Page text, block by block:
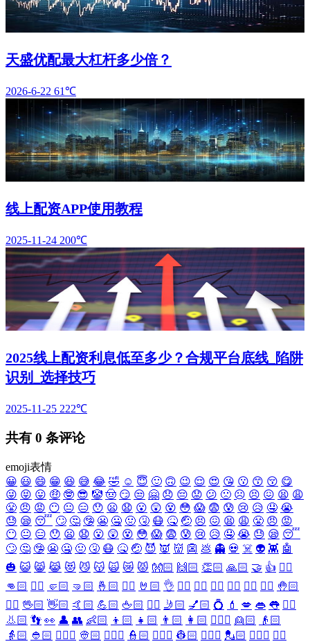
天盛优配最大杠杆多少倍？
2026-6-22 61℃
线上配资APP使用教程
2025-11-24 200℃
2025线上配资利息低至多少？合规平台底线_陷阱
识别_选择技巧
2025-11-25 222℃
共有 0 条评论
emoji表情
😀 😃 😄 😁 😆 😅 😂 🤣 ☺️ 😇 🙂 🙃 😉 😌 😍 😘 😗 😙 😚 😋
😜 😝 😛 🤑 🤓 😎 🤡 🤠 😏 😒 🤗 😞 😔 😟 😕 🙁 ☹️ 😣 😖 😫 😩
😤 😠 😡 😶 😐 😑 😯 😦 😧 😮 😲 😵 😳 😱 😨 😰 😢 😥 🤤 😭
😓 😪 😴 🙄 🤔 🤥 😬 🤐 🤢 🤧 😷 🤒 🤕 😣 😖 😫 😩 😤 😠 😡
😶 😐 😑 😯 😦 😧 😮 😲 😵 😳 😱 😨 😰 😢 😥 🤤 😭 😓 😪 😴
🙄 🤔 🤥 😬 🤐 🤢 🤧 😷 🤒 🤕 😈 👿 👹 👺 💩 👻 💀 ☠️ 👽 👾 🤖
🎃 😺 😸 😹 😻 😼 😽 🙀 😿 😾 👐🏻 🙌🏻 👏🏻 🙏🏻 🤝 👍 👎🏻
👊🏻 ✊🏻 🤛🏻 🤜🏻 🤞🏻 ✌🏻 🤘🏻 👌 👈🏻 👉🏻 👆🏻 👇🏻 ☝🏻 ✋🏻 🤚🏻
🖐🏻 🖖🏻 👋🏻 🤙🏻 💪🏻 🖕🏻 ✍🏻 🤳🏻 💅🏻 💍 💄 💋 👄 👅 👂🏻
👃🏻 👣 👀 👤 👥 👶🏻 👦🏻 👧🏻 👨🏻 👩🏻 👱🏻‍♀️ 👱🏻
👴🏻
👵🏻 👲🏻 👳🏻‍♀️ 👳🏻 👮🏻‍♀️ 👮🏻 👷🏻‍♀️ 👷🏻 💂🏻‍♀️ 💂🏻 🕵🏻‍♀️ 🕵🏻